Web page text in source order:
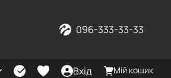
096-333-33-33
Вхід Мій кошик